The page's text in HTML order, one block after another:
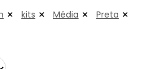
kits Média Preta